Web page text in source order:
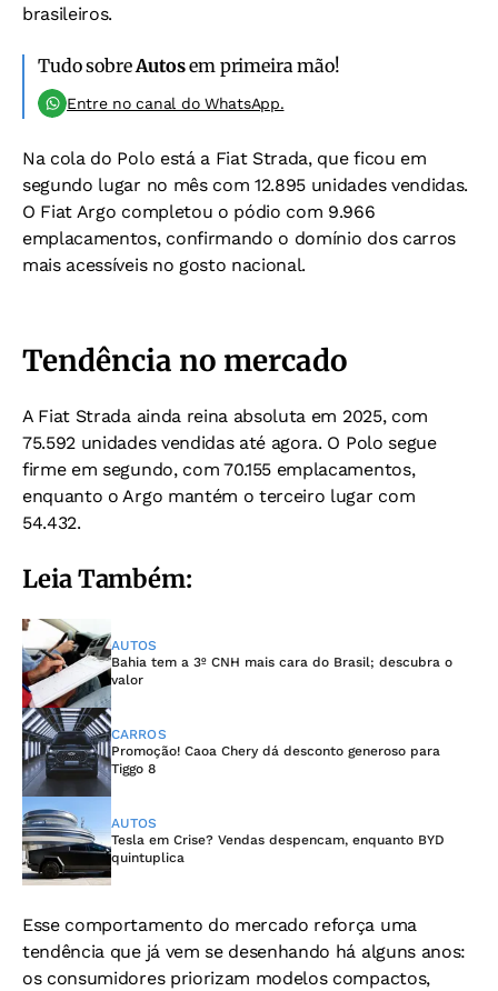
brasileiros.
Tudo sobreAutosem primeira mão!
Entre no canal do WhatsApp.
Na cola do Polo está a Fiat Strada, que ficou em
segundo lugar no mês com 12.895 unidades vendidas.
O Fiat Argo completou o pódio com 9.966
emplacamentos, confirmando o domínio dos carros
mais acessíveis no gosto nacional.
Tendência no mercado
A Fiat Strada ainda reina absoluta em 2025, com
75.592 unidades vendidas até agora. O Polo segue
firme em segundo, com 70.155 emplacamentos,
enquanto o Argo mantém o terceiro lugar com
54.432.
Leia Também:
AUTOS
Bahia tem a 3º CNH mais cara do Brasil; descubra o
valor
CARROS
Promoção! Caoa Chery dá desconto generoso para
Tiggo 8
AUTOS
Tesla em Crise? Vendas despencam, enquanto BYD
quintuplica
Esse comportamento do mercado reforça uma
tendência que já vem se desenhando há alguns anos:
os consumidores priorizam modelos compactos,